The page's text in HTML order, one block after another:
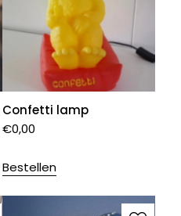
Confetti lamp
€0,00
Bestellen